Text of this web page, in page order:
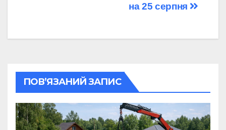
на 25 серпня
ПОВ’ЯЗАНИЙ ЗАПИС